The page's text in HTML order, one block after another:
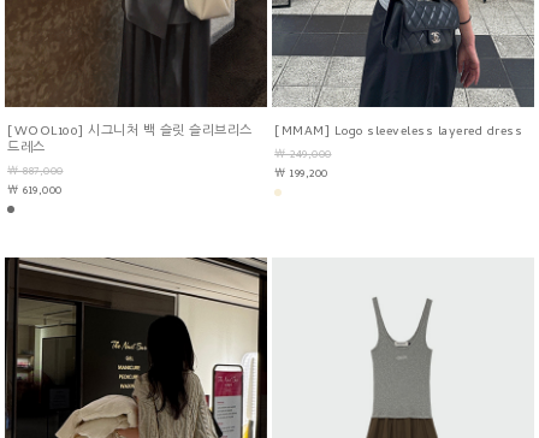
[WOOL100] 시그니처 백 슬릿 슬리브리스
드레스
￦ 887,000
￦ 619,000
[MMAM] Logo sleeveless layered dress
￦ 249,000
￦ 199,200